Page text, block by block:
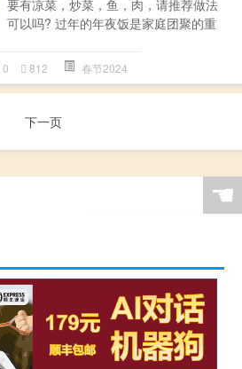
要有凉菜，炒菜，鱼，肉，请推荐做法
可以吗? 过年的年夜饭是家庭团聚的重
0 812 春节2024
下一页
☚